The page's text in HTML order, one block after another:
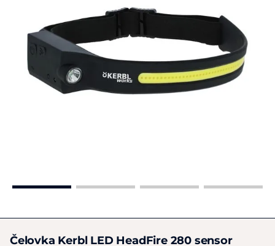
Čelovka Kerbl LED HeadFire 280 sensor